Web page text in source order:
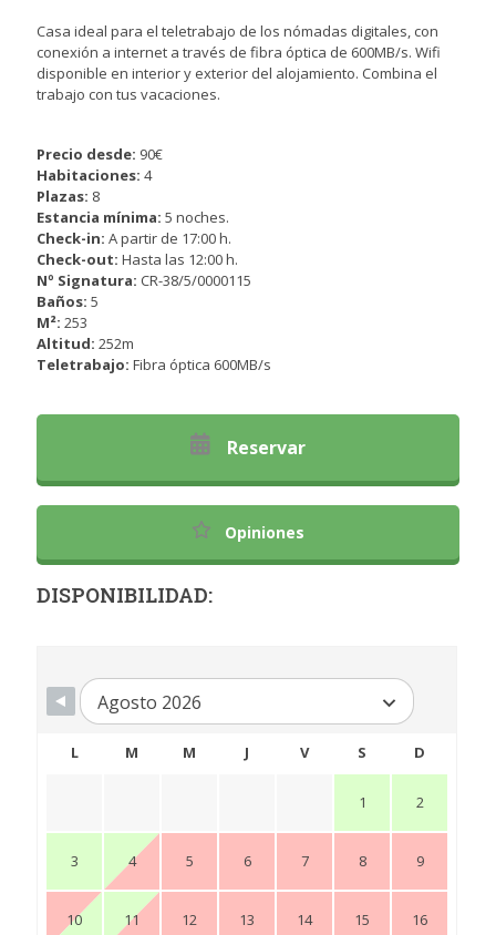
Casa ideal para el teletrabajo de los nómadas digitales, con
conexión a internet a través de fibra óptica de 600MB/s. Wifi
disponible en interior y exterior del alojamiento. Combina el
trabajo con tus vacaciones.
Precio desde: 90€
Habitaciones: 4
Plazas: 8
Estancia mínima:5 noches.
Check-in: A partir de 17:00 h.
Check-out: Hasta las 12:00 h.
Nº Signatura: CR-38/5/0000115
Baños:5
M²: 253
Altitud:252m
Teletrabajo:Fibra óptica 600MB/s
Reservar
Opiniones
DISPONIBILIDAD:
Agosto 2026
L M M J V S D
1 2
3 4 5 6 7 8 9
10 11 12 13 14 15 16